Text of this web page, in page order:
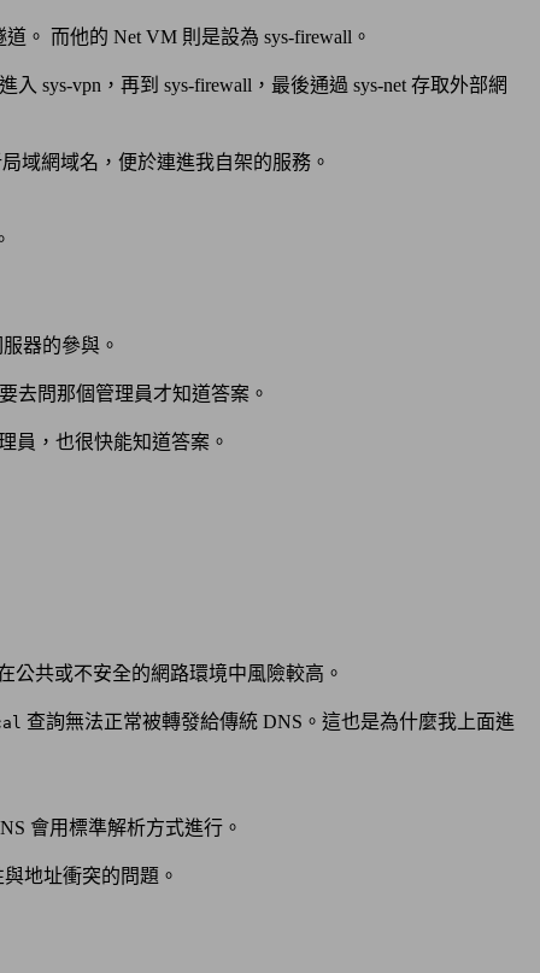
。 而他的 Net VM 則是設為 sys-firewall。
sys-vpn，再到 sys-firewall，最後通過 sys-net 存取外部網
域網域名，便於連進我自架的服務。
器的參與。
去問那個管理員才知道答案。
員，也很快能知道答案。
公共或不安全的網路環境中風險較高。
查詢無法正常被轉發給傳統 DNS。這也是為什麼我上面進
會用標準解析方式進行。
地址衝突的問題。